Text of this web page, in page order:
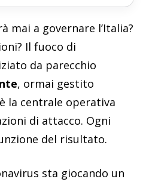
mai a governare l’Italia?
Il fuoco di
da parecchio
, ormai gestito
la centrale operativa
di attacco. Ogni
del risultato.
sta giocando un